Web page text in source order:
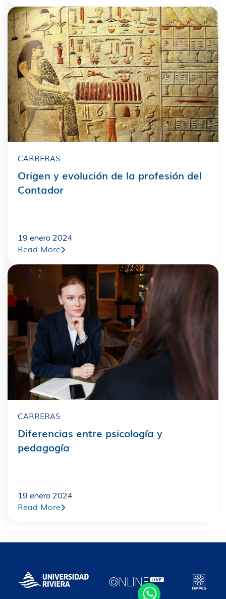
CARRERAS
Origen y evolución de la profesión del
Contador
19 enero 2024
Read More
CARRERAS
Diferencias entre psicología y
pedagogía
19 enero 2024
Read More